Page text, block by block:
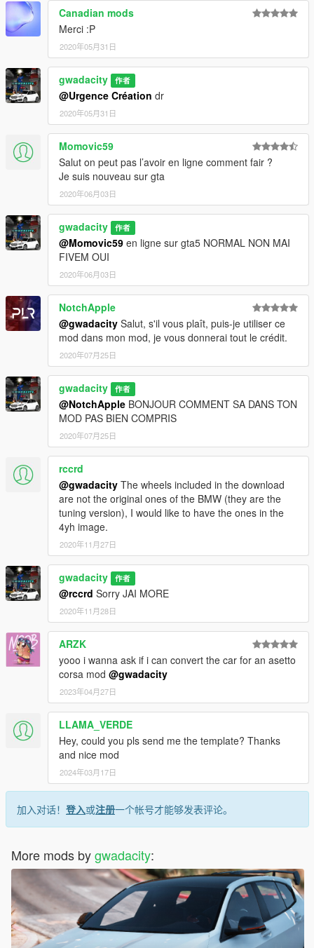
-----------------------------------------------------------------
CHANGELOG/FEATURES
--------------------------------------------------------------------------------
-----------------------------------------------------------------
V2.0
-Dirt
-Moving steering wheel
-Working lights
-Custom collision
-Working dials (but not accurate)
-Bullet impact on body
-Breakable glass
-Licence plates
-Add-on version
-Custom colors
-Custom lights
-Working suspensions
-Realistic handling
--------------------------------------------------------------------------------
-----------------------------------------------------------------
CREDITS
--------------------------------------------------------------------------------
-----------------------------------------------------------------
Conversion voiture : FIRE.BOY ET GWADACITY
Thanks to darewnoo for help and advices
Please do not convert this car for other games without
permission
--------------------------------------------------------------------------------
-----------------------------------------------------------------
Canadian mods
Merci :P
2020年05月31日
gwadacity 作者
@Urgence Création dr
2020年05月31日
Momovic59
Salut on peut pas l’avoir en ligne comment fair ?
Je suis nouveau sur gta
2020年06月03日
gwadacity 作者
@Momovic59 en ligne sur gta5 NORMAL NON MAI
FIVEM OUI
2020年06月03日
NotchApple
@gwadacity Salut, s'il vous plaît, puis-je utiliser ce
mod dans mon mod, je vous donnerai tout le crédit.
2020年07月25日
gwadacity 作者
@NotchApple BONJOUR COMMENT SA DANS TON
MOD PAS BIEN COMPRIS
2020年07月25日
rccrd
@gwadacity The wheels included in the download
are not the original ones of the BMW (they are the
tuning version), I would like to have the ones in the
4yh image.
2020年11月27日
gwadacity 作者
@rccrd Sorry JAI MORE
2020年11月28日
ARZK
yooo i wanna ask if i can convert the car for an asetto
corsa mod @gwadacity
2023年04月27日
LLAMA_VERDE
Hey, could you pls send me the template? Thanks
and nice mod
2024年03月17日
加入对话！ 登入或注册一个帐号才能够发表评论。
More mods bygwadacity: